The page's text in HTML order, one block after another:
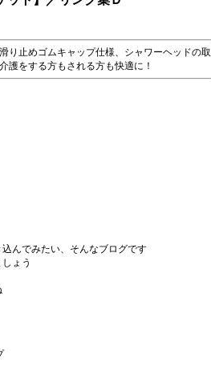
り止めゴムキャップ仕様、シャワーヘッドの取
護をする方もされる方も快適に！
んでみたい、そんなブログです
ょう